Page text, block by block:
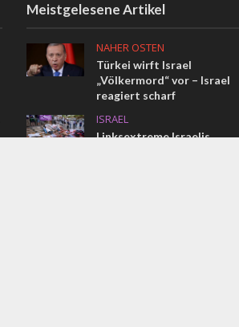
Meistgelesene Artikel
NAHER OSTEN
Türkei wirft Israel
„Völkermord“ vor – Israel
reagiert scharf
ISRAEL
Linksextreme Israelis